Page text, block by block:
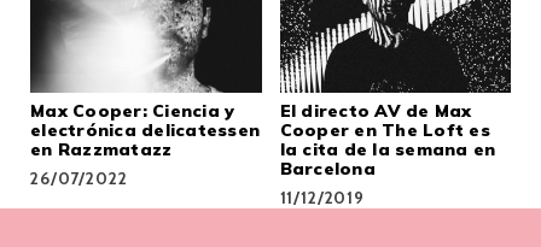
Max Cooper: Ciencia y
electrónica delicatessen
en Razzmatazz
26/07/2022
El directo AV de Max
Cooper en The Loft es
la cita de la semana en
Barcelona
11/12/2019